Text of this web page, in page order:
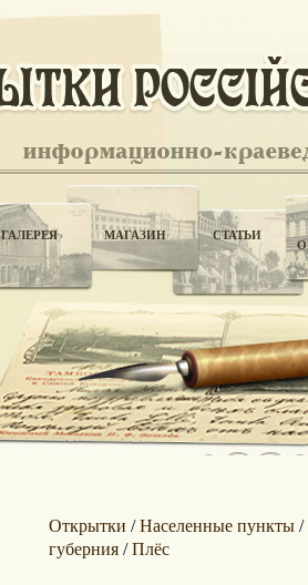
ГАЛЕРЕЯ МАГАЗИН СТАТЬИ
Открытки /Населенные пункты/
губерния/Плёс